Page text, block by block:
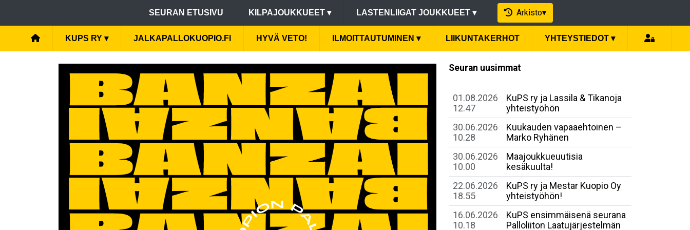
SEURAN ETUSIVU KILPAJOUKKUEET ▾ LASTENLIIGAT JOUKKUEET ▾ Arkisto▾
KUPS RY ▾ JALKAPALLOKUOPIO.FI HYVÄ VETO! ILMOITTAUTUMINEN ▾ LIIKUNTAKERHOT YHTEYSTIEDOT ▾
Seuran uusimmat
01.08.2026
12.47
KuPS ry ja Lassila & Tikanoja
yhteistyöhön
30.06.2026
10.28
Kuukauden vapaaehtoinen –
Marko Ryhänen
30.06.2026
10.00
Maajoukkueuutisia
kesäkuulta!
22.06.2026
18.55
KuPS ry ja Mestar Kuopio Oy
yhteistyöhön!
16.06.2026
10.18
​KuPS ensimmäisenä seurana
Palloliiton Laatujärjestelmän